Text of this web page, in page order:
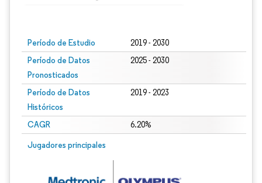
Período de Estudio 2019 - 2030
Período de Datos
Pronosticados
2025 - 2030
Período de Datos
Históricos
2019 - 2023
CAGR 6.20%
Jugadores principales